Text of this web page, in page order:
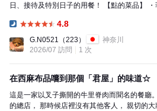
日、接待及特別日子的用餐！ 【點的菜品】 ・菲力・夏多布里昂套餐
4.8
G.N0521 （223）
神奈川
2026/07 訪問
1 次
在西麻布品嚐到那個「君屋」的味道☆
這是一家以叉子撕開的牛里脊肉而聞名的餐廳。 我在9年前曾經造訪過奈良
的總店， 那時候店裡沒有其他客人， 親切的大將全程為我們烤肉。 之後，